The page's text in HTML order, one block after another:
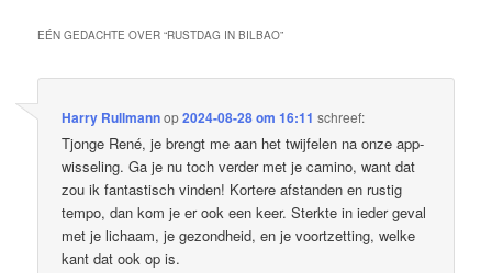
EÉN GEDACHTE OVER “RUSTDAG IN BILBAO”
Harry Rullmannop2024-08-28 om 16:11 schreef:
Tjonge René, je brengt me aan het twijfelen na onze app-
wisseling. Ga je nu toch verder met je camino, want dat
zou ik fantastisch vinden! Kortere afstanden en rustig
tempo, dan kom je er ook een keer. Sterkte in ieder geval
met je lichaam, je gezondheid, en je voortzetting, welke
kant dat ook op is.